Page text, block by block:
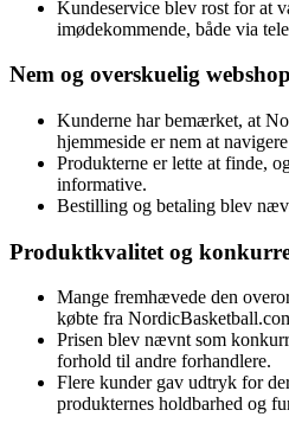
Kundeservice blev rost for at
imødekommende, både via
Nem og overskuelig webshop
Kunderne har bemærket, at
hjemmeside er nem at
Produkterne er lette at finde,
informative.
Bestilling og betaling blev
Produktkvalitet og
Mange fremhævede den
købte fra
Prisen blev nævnt som
forhold til andre forhandlere.
Flere kunder gav udtryk for
produkternes holdbarhed og